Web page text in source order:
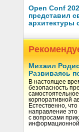
Open Conf
представил
архитектуры
Михаил
Развиваясь
В настоящее
безопасность
корпоративной
Естественно,
направление это
с вопросами